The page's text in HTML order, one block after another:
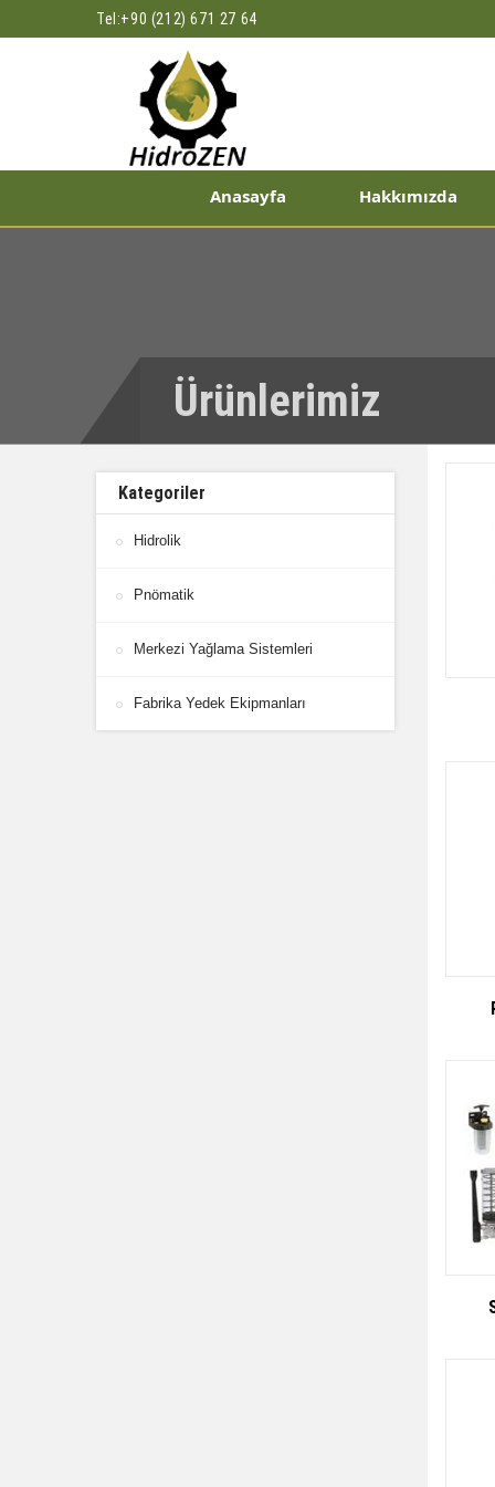
Tel:+90 (212) 671 27 64
Anasayfa Hakkımızda
Ürünlerimiz
Kategoriler
Hidrolik
Pnömatik
Merkezi Yağlama Sistemleri
Fabrika Yedek Ekipmanları